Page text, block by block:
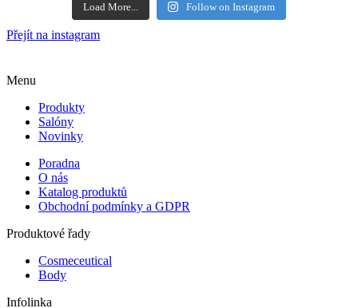
Load More... Follow on Instagram
Přejít na instagram
Menu
Produkty
Salóny
Novinky
Poradna
O nás
Katalog produktů
Obchodní podmínky a GDPR
Produktové řady
Cosmeceutical
Body
Infolinka